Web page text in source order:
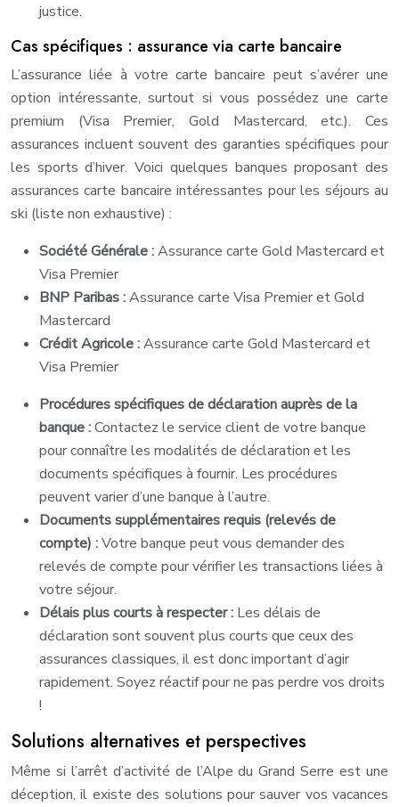
justice.
Cas spécifiques : assurance via carte bancaire
L’assurance liée à votre carte bancaire peut s’avérer une
option intéressante, surtout si vous possédez une carte
premium (Visa Premier, Gold Mastercard, etc.). Ces
assurances incluent souvent des garanties spécifiques pour
les sports d’hiver. Voici quelques banques proposant des
assurances carte bancaire intéressantes pour les séjours au
ski (liste non exhaustive) :
Société Générale :Assurance carte Gold Mastercard et
Visa Premier
BNP Paribas :Assurance carte Visa Premier et Gold
Mastercard
Crédit Agricole :Assurance carte Gold Mastercard et
Visa Premier
Procédures spécifiques de déclaration auprès de la
banque :Contactez le service client de votre banque
pour connaître les modalités de déclaration et les
documents spécifiques à fournir. Les procédures
peuvent varier d’une banque à l’autre.
Documents supplémentaires requis (relevés de
compte) :Votre banque peut vous demander des
relevés de compte pour vérifier les transactions liées à
votre séjour.
Délais plus courts à respecter : Les délais de
déclaration sont souvent plus courts que ceux des
assurances classiques, il est donc important d’agir
rapidement. Soyez réactif pour ne pas perdre vos droits
!
Solutions alternatives et perspectives
Même si l’arrêt d’activité de l’Alpe du Grand Serre est une
déception, il existe des solutions pour sauver vos vacances